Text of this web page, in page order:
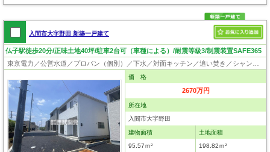
入間市大字野田 新築一戸建て
仏子駅徒歩20分/正味土地40坪/駐車2台可（車種による）/耐震等級3/制震装置SAFE365
価 格
2670万円
所在地
入間市大字野田
建物面積
95.57ｍ²
土地面積
198.82ｍ²